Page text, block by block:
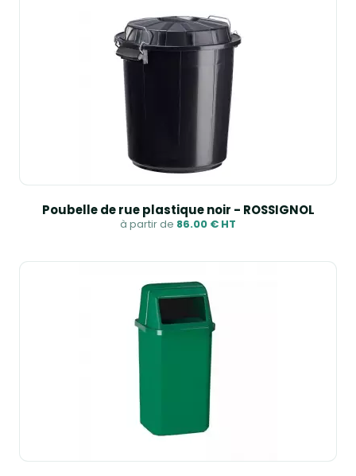
Poubelle de rue plastique noir - ROSSIGNOL
à partir de 86.00 € HT